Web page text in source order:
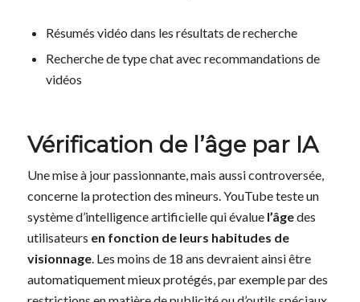
Résumés vidéo dans les résultats de recherche
Recherche de type chat avec recommandations de
vidéos
Vérification de l’âge par IA
Une mise à jour passionnante, mais aussi controversée,
concerne la protection des mineurs. YouTube teste un
système d’intelligence artificielle qui évalue l’âgedes
utilisateurs en fonction de leurs habitudes de
visionnage. Les moins de 18 ans devraient ainsi être
automatiquement mieux protégés, par exemple par des